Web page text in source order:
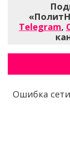
Telegram,
Ошибка